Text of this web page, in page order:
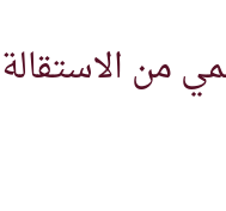
من الاستقالة